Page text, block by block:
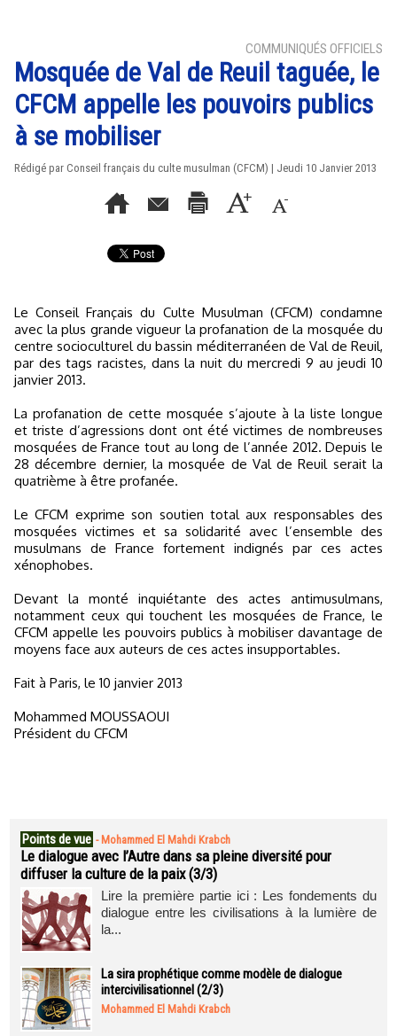
COMMUNIQUÉS OFFICIELS
Mosquée de Val de Reuil taguée, le
CFCM appelle les pouvoirs publics
à se mobiliser
Rédigé par Conseil français du culte musulman (CFCM) | Jeudi 10 Janvier 2013
Le Conseil Français du Culte Musulman (CFCM) condamne
avec la plus grande vigueur la profanation de la mosquée du
centre socioculturel du bassin méditerranéen de Val de Reuil,
par des tags racistes, dans la nuit du mercredi 9 au jeudi 10
janvier 2013.
La profanation de cette mosquée s’ajoute à la liste longue
et triste d’agressions dont ont été victimes de nombreuses
mosquées de France tout au long de l’année 2012. Depuis le
28 décembre dernier, la mosquée de Val de Reuil serait la
quatrième à être profanée.
Le CFCM exprime son soutien total aux responsables des
mosquées victimes et sa solidarité avec l’ensemble des
musulmans de France fortement indignés par ces actes
xénophobes.
Devant la monté inquiétante des actes antimusulmans,
notamment ceux qui touchent les mosquées de France, le
CFCM appelle les pouvoirs publics à mobiliser davantage de
moyens face aux auteurs de ces actes insupportables.
Fait à Paris, le 10 janvier 2013
Mohammed MOUSSAOUI
Président du CFCM
Points de vue - Mohammed El Mahdi Krabch
Le dialogue avec l’Autre dans sa pleine diversité pour
diffuser la culture de la paix (3/3)
Lire la première partie ici : Les fondements du
dialogue entre les civilisations à la lumière de
la...
La sira prophétique comme modèle de dialogue
intercivilisationnel (2/3)
Mohammed El Mahdi Krabch